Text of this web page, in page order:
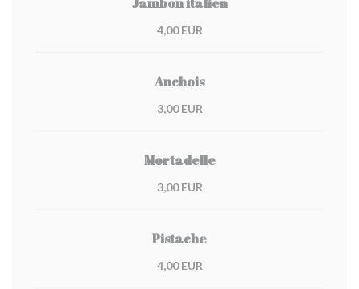
4,00 EUR
Anchois
3,00 EUR
Mortadelle
3,00 EUR
Pistache
4,00 EUR